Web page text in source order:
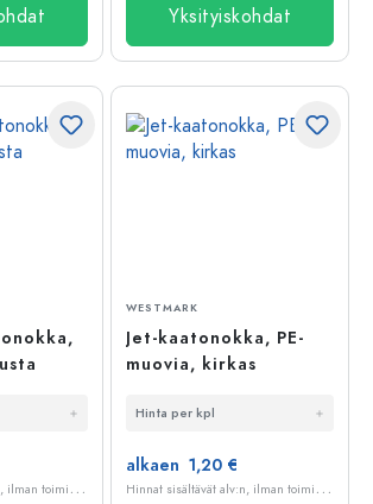
Yksityiskohdat
H
innat sisältävät alv:n, ilman toimituskuluja
WESTMARK
Jet-kaatonokka, PE-
muovia, kirkas
Hinta per kpl
alkaen 1,20 €
H
innat sisältävät alv:n, ilman toimituskuluja